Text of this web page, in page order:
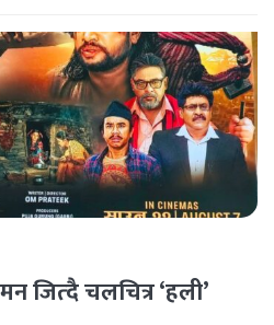
[...]
जित्दै चलचित्र ‘हली’